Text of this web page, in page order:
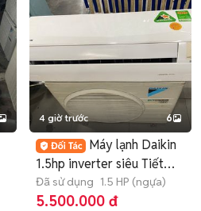
4 giờ trước 6
Máy lạnh Daikin
1.5hp inverter siêu Tiết
Kiệm Điện
Đã sử dụng 1.5 HP (ngựa)
5.500.000 đ